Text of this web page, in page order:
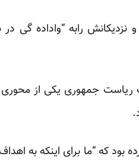
نزدیکانش رابه “واداده گی در
ریاست جمهوری یکی از
که “ما برای اینکه به